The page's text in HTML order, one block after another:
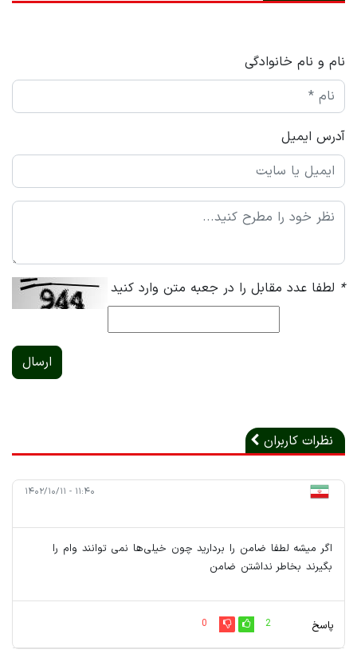
نام و نام خانوادگی
آدرس ایمیل
* لطفا عدد مقابل را در جعبه متن وارد کنید
ارسال
نظرات کاربران
۱۱:۴۰ - ۱۴۰۲/۱۰/۱۱
اگر میشه لطفا ضامن را بردارید چون خیلی‌ها نمی توانند وام را
بگیرند بخاطر نداشتن ضامن
پاسخ 2
0